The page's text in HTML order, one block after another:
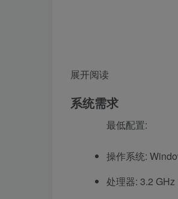
展开阅读
系统需求
最低配置:
操作系统:
处理器: 3.2